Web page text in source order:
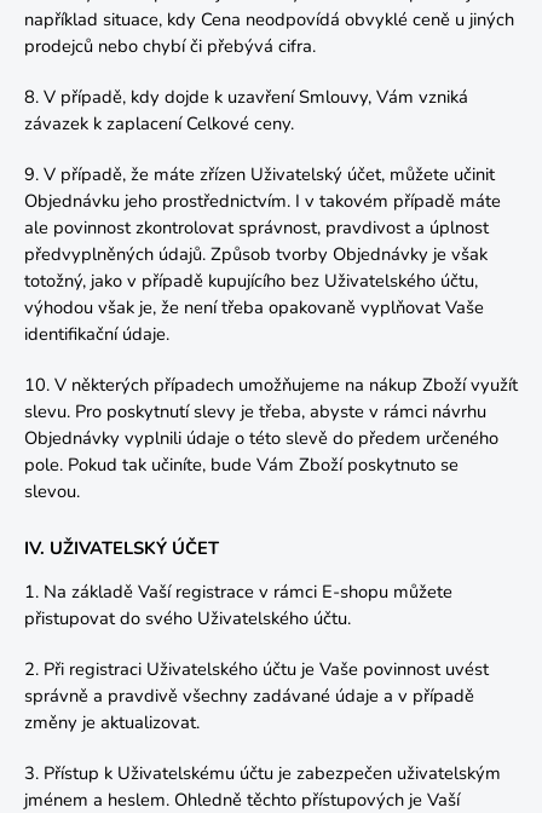
například situace, kdy Cena neodpovídá obvyklé ceně u jiných
prodejců nebo chybí či přebývá cifra.
8. V případě, kdy dojde k uzavření Smlouvy, Vám vzniká
závazek k zaplacení Celkové ceny.
9. V případě, že máte zřízen Uživatelský účet, můžete učinit
Objednávku jeho prostřednictvím. I v takovém případě máte
ale povinnost zkontrolovat správnost, pravdivost a úplnost
předvyplněných údajů. Způsob tvorby Objednávky je však
totožný, jako v případě kupujícího bez Uživatelského účtu,
výhodou však je, že není třeba opakovaně vyplňovat Vaše
identifikační údaje.
10. V některých případech umožňujeme na nákup Zboží využít
slevu. Pro poskytnutí slevy je třeba, abyste v rámci návrhu
Objednávky vyplnili údaje o této slevě do předem určeného
pole. Pokud tak učiníte, bude Vám Zboží poskytnuto se
slevou.
IV. UŽIVATELSKÝ ÚČET
1. Na základě Vaší registrace v rámci E-shopu můžete
přistupovat do svého Uživatelského účtu.
2. Při registraci Uživatelského účtu je Vaše povinnost uvést
správně a pravdivě všechny zadávané údaje a v případě
změny je aktualizovat.
3. Přístup k Uživatelskému účtu je zabezpečen uživatelským
jménem a heslem. Ohledně těchto přístupových je Vaší